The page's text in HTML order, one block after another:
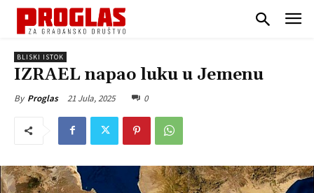
BLISKI ISTOK
IZRAEL napao luku u Jemenu
By Proglas 21 Jula, 2025 0